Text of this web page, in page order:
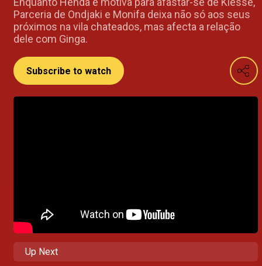
Parceria de Ondjaki e Monifa deixa não só aos seus
próximos na vila chateados, mas afecta a relação
dele com Ginga.
Subscribe to watch
Up Next